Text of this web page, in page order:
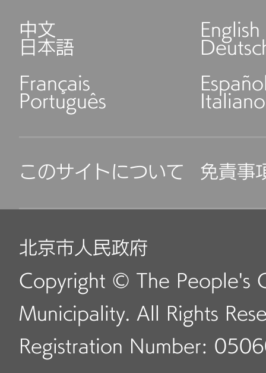
中文 English
日本語
Français
Português Italiano
このサイトについて 免責事
北京市人民政府
Copyright © The People's
Municipality. All Rights
Registration Number: